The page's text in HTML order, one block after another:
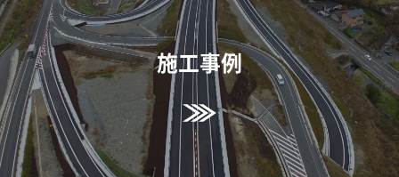
施工事例